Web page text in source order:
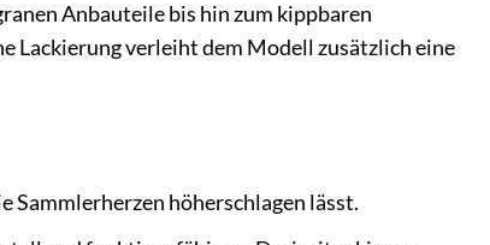
Anbauteile bis hin zum kippbaren
Lackierung verleiht dem Modell zusätzlich eine
Sammlerherzen höherschlagen lässt.